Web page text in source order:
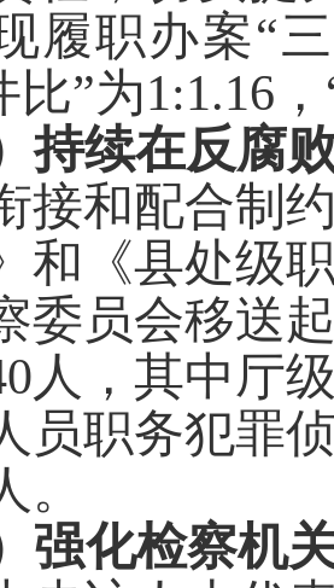
履职办案“
比”为1:1.16 ，
持续在反腐
接和配合制
和《县处级
委员会移送
人，其中厅
员职务犯罪
。
强化检察机